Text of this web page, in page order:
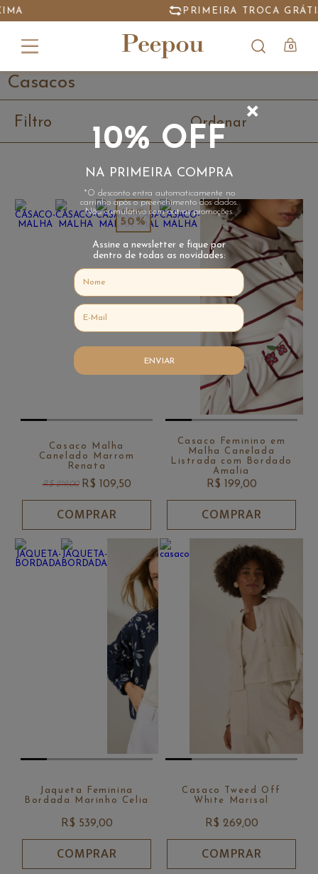
PRIMEIRA TROCA GRÁTIS
0
+
10% OFF
NA PRIMEIRA COMPRA
*O desconto entra automaticamente no
carrinho após o preenchimento dos dados.
Não cumulativo com outras promoções.
Assine a newsletter e fique por
dentro de todas as novidades:
ENVIAR
Ordenar
Casacos
Filtro
50%
Casaco Malha
Canelado Marrom
Renata
R$ 219,00 R$ 109,50
COMPRAR
Casaco Feminino em
Malha Canelada
Listrada com Bordado
Amalia
R$ 199,00
COMPRAR
Jaqueta Feminina
Bordada Marinho Celia
R$ 539,00
COMPRAR
Casaco Tweed Off
White Marisol
R$ 269,00
COMPRAR